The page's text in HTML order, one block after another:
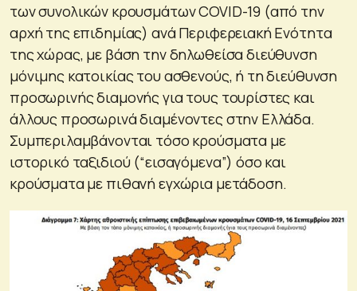
των συνολικών κρουσμάτων COVID-19 (από την
αρχή της επιδημίας) ανά Περιφερειακή Ενότητα
της χώρας, με βάση την δηλωθείσα διεύθυνση
μόνιμης κατοικίας του ασθενούς, ή τη διεύθυνση
προσωρινής διαμονής για τους τουρίστες και
άλλους προσωρινά διαμένοντες στην Ελλάδα.
Συμπεριλαμβάνονται τόσο κρούσματα με
ιστορικό ταξιδιού (“εισαγόμενα”) όσο και
κρούσματα με πιθανή εγχώρια μετάδοση.